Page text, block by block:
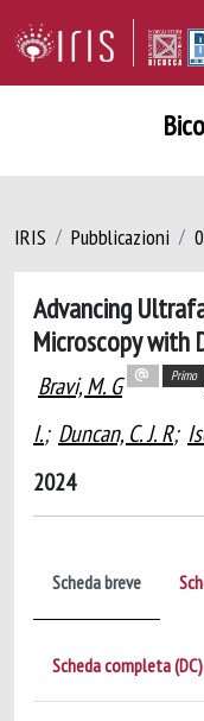
IRIS Pubblicazioni
Advancing
Microscopy with
Bravi, M. G Primo
I.; Duncan, C. J. R;
2024
Scheda breve
Scheda completa (DC)